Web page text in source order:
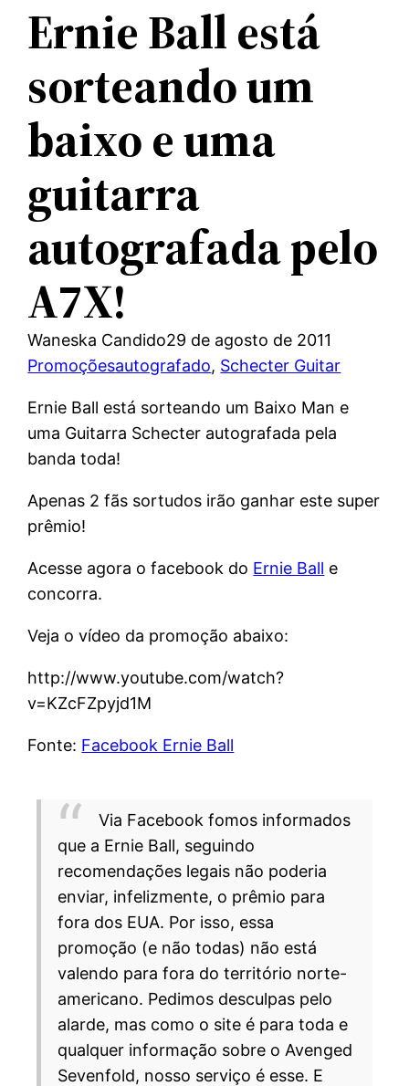
Ernie Ball está
sorteando um
baixo e uma
guitarra
autografada pelo
A7X!
Waneska Candido29 de agosto de 2011
Promoçõesautografado, Schecter Guitar
Ernie Ball está sorteando um Baixo Man e
uma Guitarra Schecter autografada pela
banda toda!
Apenas 2 fãs sortudos irão ganhar este super
prêmio!
Acesse agora o facebook do Ernie Ball e
concorra.
Veja o vídeo da promoção abaixo:
http://www.youtube.com/watch?
v=KZcFZpyjd1M
Fonte: Facebook Ernie Ball
Via Facebook fomos informados
que a Ernie Ball, seguindo
recomendações legais não poderia
enviar, infelizmente, o prêmio para
fora dos EUA. Por isso, essa
promoção (e não todas) não está
valendo para fora do território norte-
americano. Pedimos desculpas pelo
alarde, mas como o site é para toda e
qualquer informação sobre o Avenged
Sevenfold, nosso serviço é esse. E